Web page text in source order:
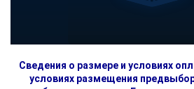
Сведения о размере и условиях
условиях размещения